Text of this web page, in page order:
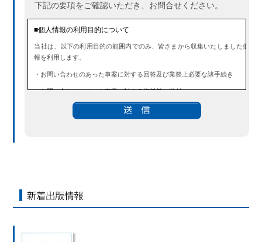
下記の要項をご確認いただき、お問合せください。
■個人情報の利用目的について
当社は、以下の利用目的の範囲内でのみ、皆さまから収集いたしました個人情
報を利用します。
・お問い合わせのあった事案に対する回答及び業務上必要な諸手続き
・お問い合わせのあった事案に対する資料等の送付
■個人情報の第三者提供について
合は、上記利用目的を達成できない場合がありますのでご了承ください。
■ 通知・開示・訂正・追加・削除・利用停止・提供停止について
用停止・提供停止の希望がございましたら、本人または代理人の請求応じて、